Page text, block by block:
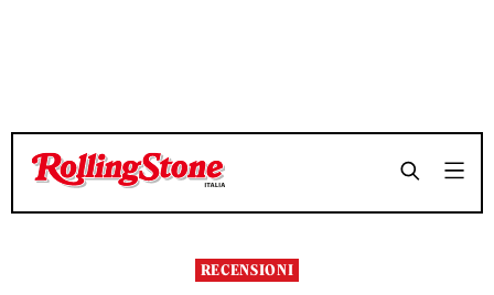
TEMPO DI LETTURA 8 MINUTI SHARE
TEMPO DI LETTURA 8 MINUTI SHARE
RECENSIONI